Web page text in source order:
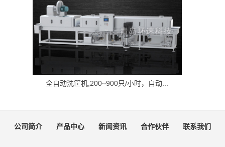
全自动洗筐机,200~900只/小时，自动...
公司简介 产品中心 新闻资讯 合作伙伴 联系我们